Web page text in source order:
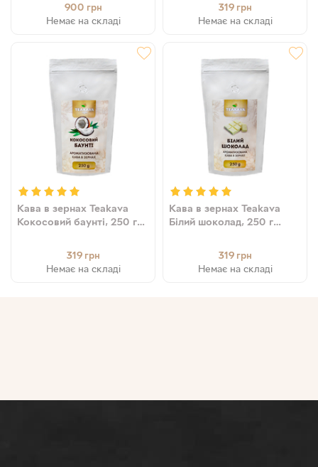
900 грн
Немає на складі
319 грн
Немає на складі
Кава в зернах Teakava
Кокосовий баунті, 250 г
319 грн
Немає на складі
Кава в зернах Teakava
Білий шоколад, 250 г
319 грн
Немає на складі